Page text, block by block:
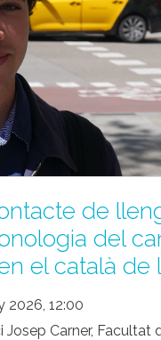
de
del
el català de
2026, 12:00
Josep Carner, Facultat